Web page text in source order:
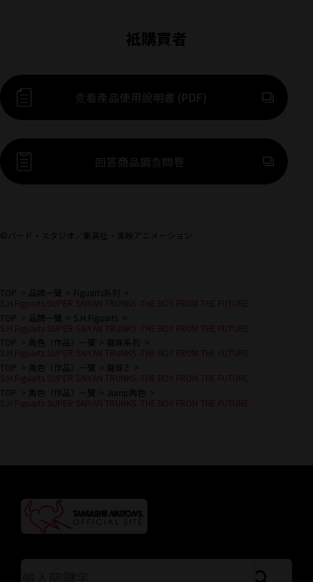
衹購買者
查看產品使用說明書 (PDF)
回答商品調查問卷 前往外部網站（將開啟新
©バード・スタジオ／集英社・東映アニメーション
TOP 品牌一覽
Figuarts系列
S.H.Figuarts SUPER SAIYAN TRUNKS -THE BOY FROM THE FUTURE-
TOP
品牌一覽
S.H.Figuarts
S.H.Figuarts SUPER SAIYAN TRUNKS -THE BOY FROM THE FUTURE-
TOP
角色（作品）一覽
龍珠系列
S.H.Figuarts SUPER SAIYAN TRUNKS -THE BOY FROM THE FUTURE-
TOP
角色（作品）一覽
龍珠Z
S.H.Figuarts SUPER SAIYAN TRUNKS -THE BOY FROM THE FUTURE-
TOP
角色（作品）一覽
Jump角色
S.H.Figuarts SUPER SAIYAN TRUNKS -THE BOY FROM THE FUTURE-